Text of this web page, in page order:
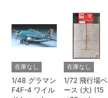
在庫なし
1/48 グラマン
F4F-4 ワイル
在庫なし
1/72 飛行場ベ
ース (大) (15